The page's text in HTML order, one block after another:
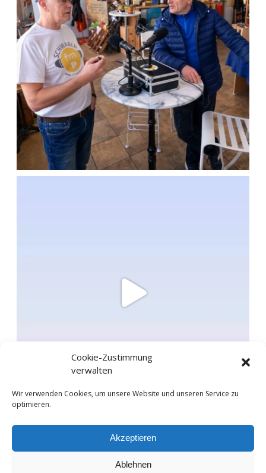
Cookie-Zustimmung
verwalten
Wir verwenden Cookies, um unsere Website und unseren Service zu
optimieren.
Akzeptieren
Ablehnen